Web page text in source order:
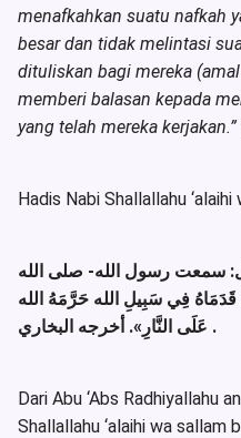
menafkahkan suatu nafkah
besar dan tidak melintasi
dituliskan bagi mereka
memberi balasan kepada
yang telah mereka kerjakan.”
Hadis Nabi Shallallahu ‘alaihi
سمعت رسول الله- صلى الله
فِي سَبِيلِ الله حَرَّمَهُ الله
عَلَى النَّارِ» . أخرجه البخاري .
Dari Abu ‘Abs Radhiyallahu
Shallallahu ‘alaihi wa sallam